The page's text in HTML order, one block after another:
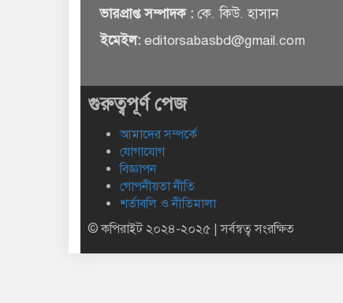
ভারপ্রাপ্ত সম্পাদক : কে. কিউ. হাসান
ইমেইল: editorsabasbd@gmail.com
গুরুত্বপূর্ণ পেজ
আমাদের সম্পর্কে
যোগাযোগ
বিজ্ঞাপন
গোপনীয়তা নীতি
শর্তাবলি ও নীতিমালা
© কপিরাইট ২০২৪-২০২৫ | সর্বস্বত্ব সংরক্ষিত